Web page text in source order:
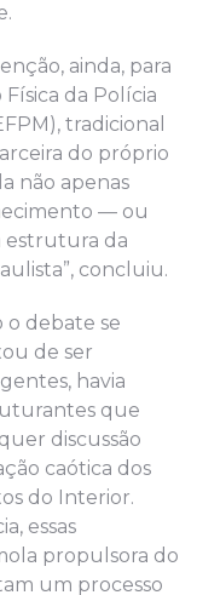
ainda, para
da Polícia
tradicional
do próprio
não apenas
— ou
estrutura da
concluiu.
o debate se
de ser
havia
que
discussão
caótica dos
do Interior.
essas
propulsora do
um processo